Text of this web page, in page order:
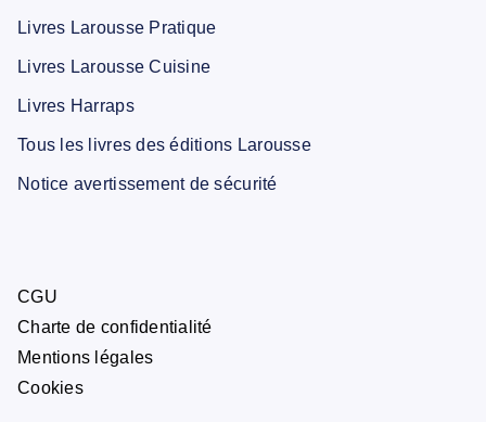
Livres Larousse Pratique
Livres Larousse Cuisine
Livres Harraps
Tous les livres des éditions Larousse
Notice avertissement de sécurité
CGU
Charte de confidentialité
Mentions légales
Cookies